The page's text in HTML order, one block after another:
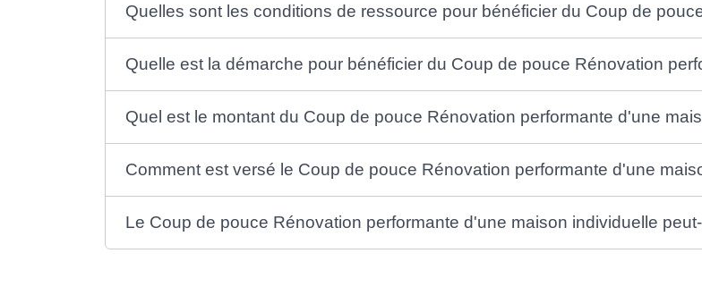
Quelles sont les conditions de ressource pour bénéficier du Coup de
Quelle est la démarche pour bénéficier du Coup de pouce Rénovation
Quel est le montant du Coup de pouce Rénovation performante d'une
Comment est versé le Coup de pouce Rénovation performante d'une
Le Coup de pouce Rénovation performante d'une maison individuelle